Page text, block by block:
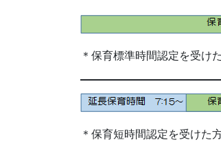
＊保育標準時間認定を受け
＊保育短時間認定を受けた